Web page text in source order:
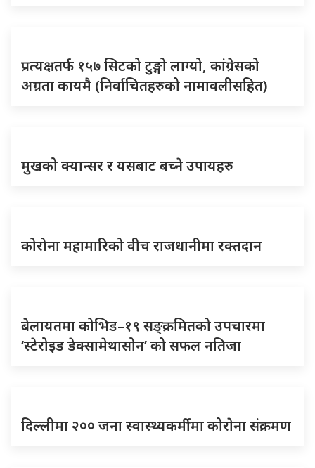
प्रत्यक्षतर्फ १५७ सिटको टुङ्गो लाग्यो, कांग्रेसको
अग्रता कायमै (निर्वाचितहरुको नामावलीसहित)
मुखको क्यान्सर र यसबाट बच्ने उपायहरु
कोरोना महामारिको वीच राजधानीमा रक्तदान
बेलायतमा कोभिड–१९ सङ्क्रमितको उपचारमा
‘स्टेरोइड डेक्सामेथासोन’ को सफल नतिजा
दिल्लीमा २०० जना स्वास्थ्यकर्मीमा कोराेना संक्रमण